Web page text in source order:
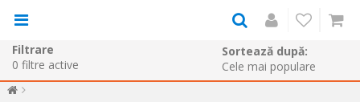
Filtrare
0 filtre active
Sortează după: